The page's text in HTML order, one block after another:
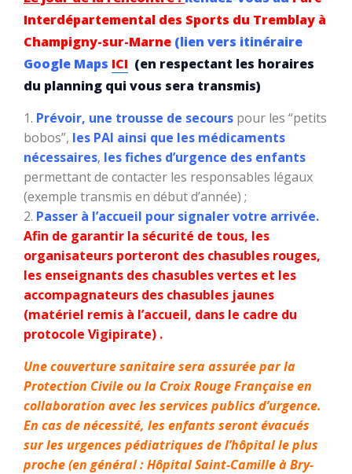
Interdépartemental des Sports du Tremblay à
Champigny-sur-Marne (lien vers itinéraire
Google Maps ICI (en respectant les horaires
du planning qui vous sera transmis)
Prévoir, une trousse de secours pour les “petits
bobos”, les PAI ainsi que les médicaments
nécessaires, les fiches d’urgence des enfants
permettant de contacter les responsables légaux
(exemple transmis en début d’année) ;
Passer à l’accueil pour signaler votre arrivée.
Afin de garantir la sécurité de tous, les
organisateurs porteront des chasubles rouges,
les enseignants des chasubles vertes et les
accompagnateurs des chasubles jaunes
(matériel remis à l’accueil, dans le cadre du
protocole Vigipirate) .
Une couverture sanitaire sera assurée par la
Protection Civile ou la Croix Rouge Française en
collaboration avec les services publics d’urgence.
En cas de nécessité, les enfants seront évacués
sur les urgences pédiatriques de l’hôpital le plus
proche (en général : Hôpital Saint-Camille à Bry-